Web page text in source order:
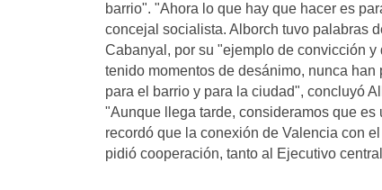
barrio". "Ahora lo que hay que hacer es
concejal socialista. Alborch tuvo palabras
Cabanyal, por su "ejemplo de convicción
tenido momentos de desánimo, nunca
para el barrio y para la ciudad", concluyó
"Aunque llega tarde, consideramos que
recordó que la conexión de Valencia con
pidió cooperación, tanto al Ejecutivo